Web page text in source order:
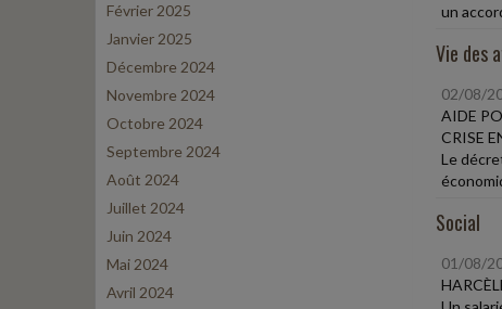
Février 2025
Janvier 2025
Décembre 2024
Novembre 2024
Octobre 2024
Septembre 2024
Août 2024
Juillet 2024
Juin 2024
Mai 2024
Avril 2024
un
Vie des
02/08/
AIDE
CRISE
Le
Social
01/08/